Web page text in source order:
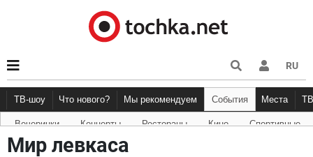
RU
ТВ-шоу Что нового?
Новости афиши Рецензии Куда пойти Точка
Мы рекомендуем События Места
Вечеринки Концерты Рестораны Кино Спортивные
Мир левкаса